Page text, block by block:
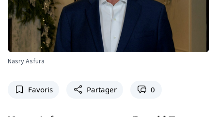
Nasry Asfura
Favoris Partager 0